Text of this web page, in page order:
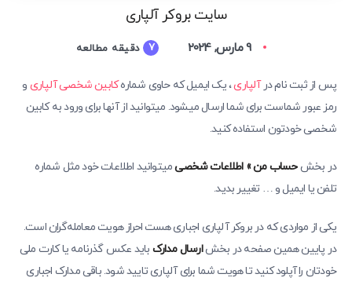
سایت بروکر آلپاری
9 مارس, 2024 7 دقیقه مطالعه
پس از ثبت نام درآلپاری، یک ایمیل که حاوی شمارهکابین شخصی آلپاری و
رمز عبور شماست برای شما ارسال میشود. میتوانید از آنها برای ورود به کابین
شخصی خودتون استفاده کنید.
در بخشحساب من » اطلاعات شخصیمیتوانید اطلاعات خود مثل شماره
تلفن یا ایمیل و … تغییر بدید.
یکی از مواردی که در بروکر آلپاری اجباری هست احراز هویت معامله‌گران است.
در پایین همین صفحه در بخشارسال مدارک باید عکس گذرنامه یا کارت ملی
خودتان را آپلود کنید تا هویت شما برای آلپاری تایید شود. باقی مدارک اجباری